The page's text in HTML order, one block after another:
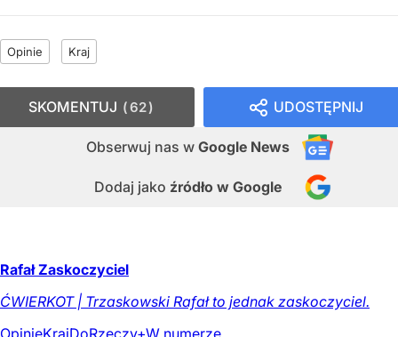
Opinie Kraj
UDOSTĘPNIJ
Obserwuj nas w Google News
Dodaj jako źródło w Google
SKOMENTUJ 62
Rafał Zaskoczyciel
ĆWIERKOT | Trzaskowski Rafał to jednak zaskoczyciel.
OpinieKrajDoRzeczy+W numerze